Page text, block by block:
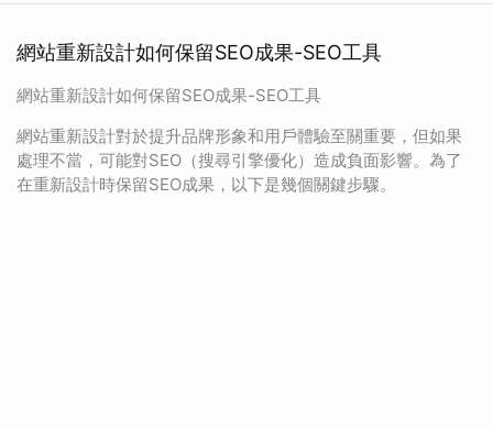
網站重新設計如何保留SEO成果-SEO工具
網站重新設計如何保留SEO成果-SEO工具
網站重新設計對於提升品牌形象和用戶體驗至關重要，但如果
處理不當，可能對SEO（搜尋引擎優化）造成負面影響。為了
在重新設計時保留SEO成果，以下是幾個關鍵步驟。